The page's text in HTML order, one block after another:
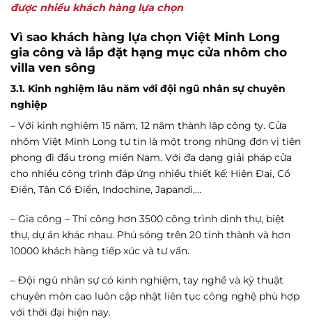
được nhiều khách hàng lựa chọn
Vì sao khách hàng lựa chọn Việt Minh Long
gia công và lắp đặt hạng mục cửa nhôm cho
villa ven sông
3.1. Kinh nghiệm lâu năm với đội ngũ nhân sự chuyên
nghiệp
– Với kinh nghiệm 15 năm, 12 năm thành lập công ty. Cửa
nhôm Việt Minh Long tự tin là một trong những đơn vị tiên
phong đi đầu trong miền Nam. Với đa dạng giải pháp cửa
cho nhiều công trình đáp ứng nhiều thiết kế: Hiện Đại, Cổ
Điển, Tân Cổ Điển, Indochine, Japandi,…
– Gia công – Thi công hơn 3500 công trình dinh thự, biệt
thự, dự án khác nhau. Phủ sóng trên 20 tỉnh thành và hơn
10000 khách hàng tiếp xúc và tư vấn.
– Đội ngũ nhân sự có kinh nghiệm, tay nghề và kỹ thuật
chuyên môn cao luôn cập nhật liên tục công nghệ phù hợp
với thời đại hiện nay.